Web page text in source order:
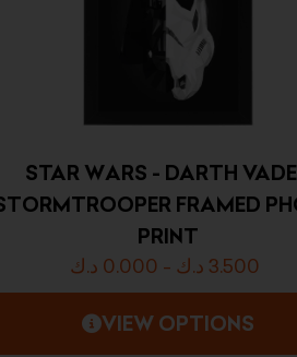
STAR WARS - DARTH
FRAMED
PRINT
0.000 د.ك - 3.500 د.ك
VIEW OPTIONS